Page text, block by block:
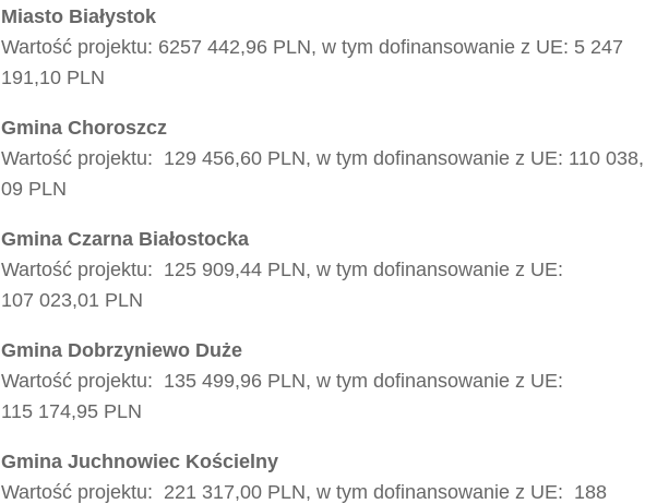
Miasto Białystok
Wartość projektu: 6257 442,96 PLN, w tym dofinansowanie z UE: 5 247
191,10 PLN
Gmina Choroszcz
Wartość projektu: 129 456,60 PLN, w tym dofinansowanie z UE: 110 038,
09 PLN
Gmina Czarna Białostocka
Wartość projektu: 125 909,44 PLN, w tym dofinansowanie z UE:
107 023,01 PLN
Gmina Dobrzyniewo Duże
Wartość projektu: 135 499,96 PLN, w tym dofinansowanie z UE:
115 174,95 PLN
Gmina Juchnowiec Kościelny
Wartość projektu: 221 317,00 PLN, w tym dofinansowanie z UE: 188